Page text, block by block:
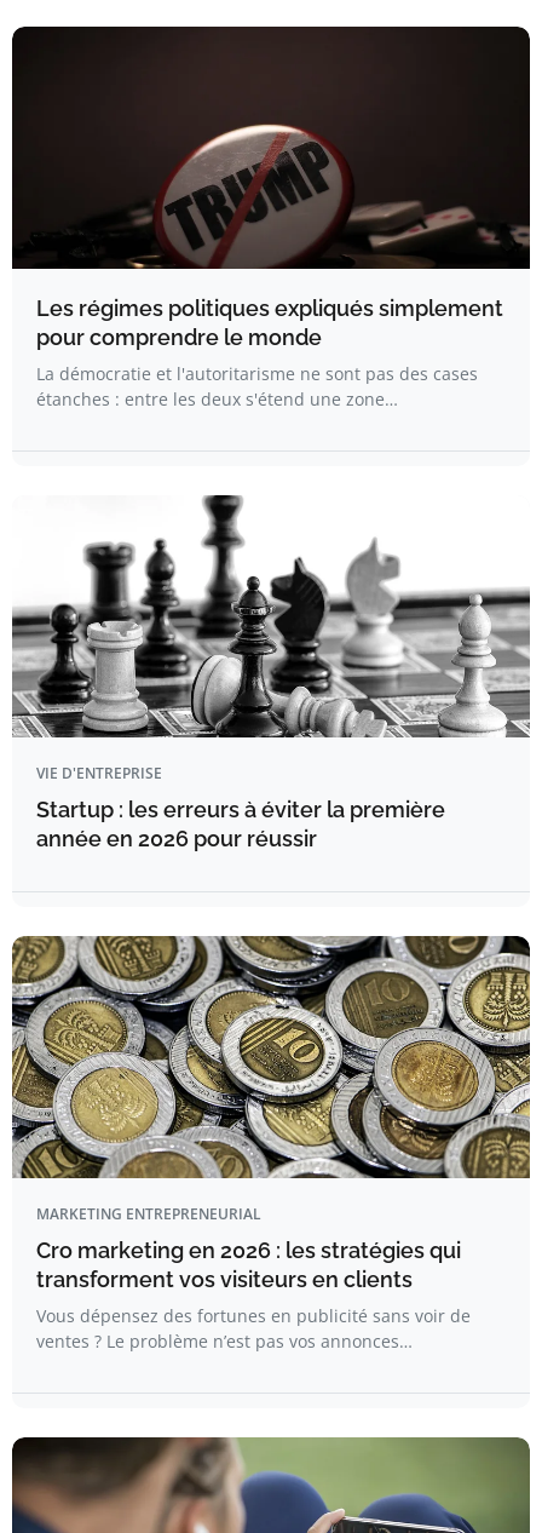
Les régimes politiques expliqués simplement
pour comprendre le monde
La démocratie et l'autoritarisme ne sont pas des cases
étanches : entre les deux s'étend une zone…
VIE D'ENTREPRISE
Startup : les erreurs à éviter la première
année en 2026 pour réussir
MARKETING ENTREPRENEURIAL
Cro marketing en 2026 : les stratégies qui
transforment vos visiteurs en clients
Vous dépensez des fortunes en publicité sans voir de
ventes ? Le problème n’est pas vos annonces…